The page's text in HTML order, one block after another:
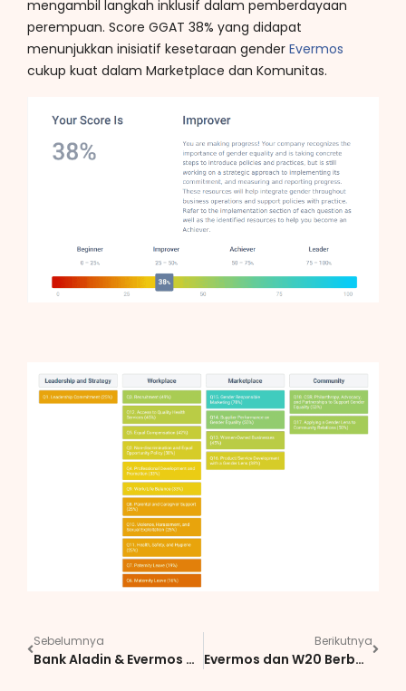
mengambil langkah inklusif dalam pemberdayaan
perempuan. Score GGAT 38% yang didapat
menunjukkan inisiatif kesetaraan gender Evermos
cukup kuat dalam Marketplace dan Komunitas.
Sebelumnya
Bank Aladin & Evermos Dukung UMKM Wujudkan Ekonomi Inklusif
Berikutnya
Evermos dan W20 Berbagi Inspirasi dan Kunci Sukses Pengusaha Perempuan